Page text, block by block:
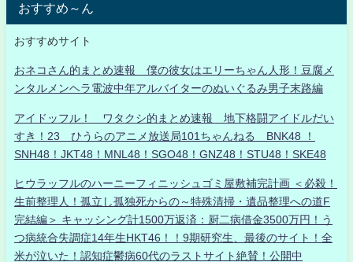
おすすめ～ん
おすすめサイト
おネコさん的まとめ速報 僕の彼女はエリーちゃん人形！豆腐メ
ンタルメンヘラ電波中年アルバイターのぬいぐるみ男子末路編
アイドッフル！ ワタクシ的まとめ速報 地下格闘アイドルだい
すき！23 ひうらのアニメ放送局101ちゃんねる BNK48 ！
SNH48！JKT48！MNL48！SGO48！GNZ48！STU48！SKE48
ヒウラッフルのハーニーフィニッシュゴミ屋敷補完計画 ＜必殺！
生前整理人！孤立し孤独死からの～特殊清掃・遺品整理への道F
完結編＞ キャッシング計1500万返済：厨二病借金3500万円！う
つ病統合失調症14年生HKT46！！9期研究生、最後のサイト！全
米が泣いた！認知症鬱病60代のラストサイト絶賛！公開中